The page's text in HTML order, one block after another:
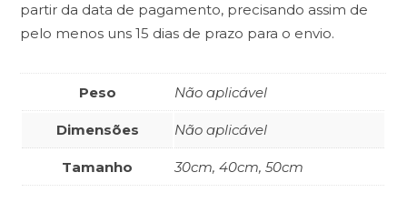
partir da data de pagamento, precisando assim de
pelo menos uns 15 dias de prazo para o envio.
Peso Não aplicável
Dimensões Não aplicável
Tamanho 30cm, 40cm, 50cm